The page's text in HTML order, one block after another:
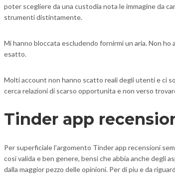
poter scegliere da una custodia nota le immagine da
strumenti distintamente.
Mi hanno bloccata escludendo fornirmi un aria. Non
esatto.
Molti account non hanno scatto reali degli utenti e ci
cerca relazioni di scarso opportunita e non verso
Tinder app
Per superficiale l’argomento Tinder app recensioni
cosi valida e ben genere, bensi che abbia anche degli
dalla maggior pezzo delle opinioni. Per di piu e da